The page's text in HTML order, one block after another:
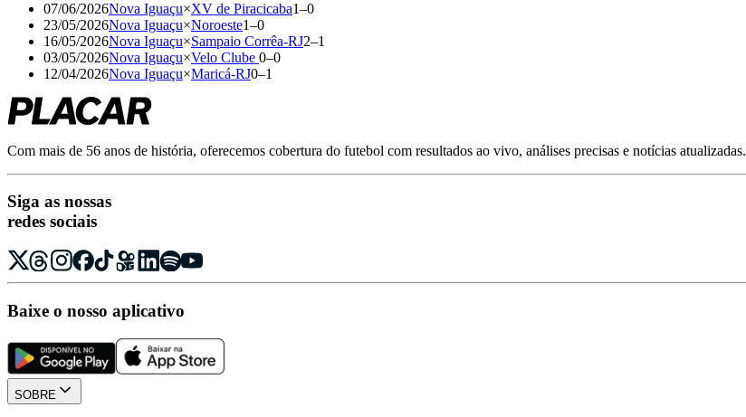
07/06/2026Nova Iguaçu×XV de Piracicaba1–0
23/05/2026Nova Iguaçu×Noroeste1–0
16/05/2026Nova Iguaçu×Sampaio Corrêa-RJ2–1
03/05/2026Nova Iguaçu×Velo Clube 0–0
12/04/2026Nova Iguaçu×Maricá-RJ0–1
Com mais de 56 anos de história, oferecemos cobertura do futebol com resultados ao vivo, análises precisas e notícias atualizadas.
Siga as nossas
redes sociais
Baixe o nosso aplicativo
SOBRE